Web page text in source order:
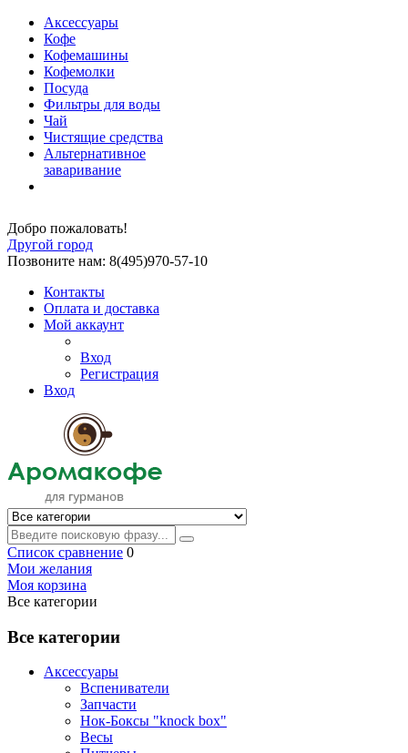
Аксессуары
Кофе
Кофемашины
Кофемолки
Посуда
Фильтры для воды
Чай
Чистящие средства
Альтернативное
заваривание
Добро пожаловать!
Другой город
Позвоните нам: 8(495)970-57-10
Контакты
Оплата и доставка
Мой аккаунт
Вход
Регистрация
Вход
Список сравнение 0
Мои желания
Моя корзина
Все категории
Все категории
Аксессуары
Вспениватели
Запчасти
Нок-Боксы "knock box"
Весы